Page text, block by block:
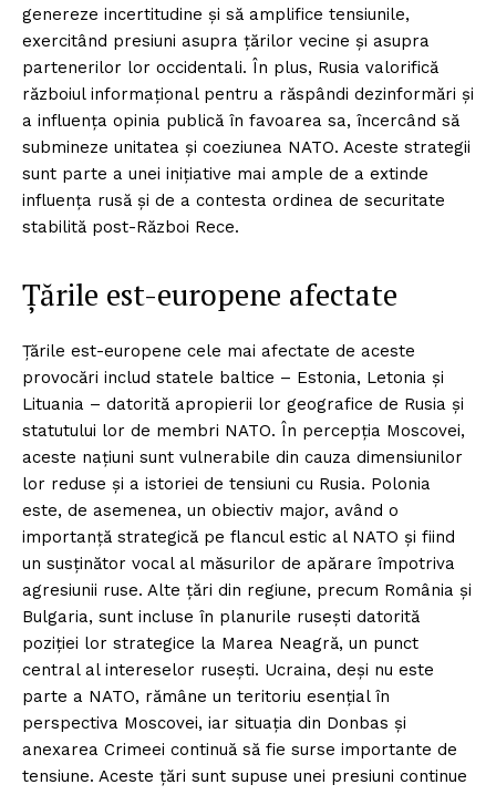
genereze incertitudine și să amplifice tensiunile,
exercitând presiuni asupra țărilor vecine și asupra
partenerilor lor occidentali. În plus, Rusia valorifică
războiul informațional pentru a răspândi dezinformări și
a influența opinia publică în favoarea sa, încercând să
submineze unitatea și coeziunea NATO. Aceste strategii
sunt parte a unei inițiative mai ample de a extinde
influența rusă și de a contesta ordinea de securitate
stabilită post-Război Rece.
Țările est-europene afectate
Țările est-europene cele mai afectate de aceste
provocări includ statele baltice – Estonia, Letonia și
Lituania – datorită apropierii lor geografice de Rusia și
statutului lor de membri NATO. În percepția Moscovei,
aceste națiuni sunt vulnerabile din cauza dimensiunilor
lor reduse și a istoriei de tensiuni cu Rusia. Polonia
este, de asemenea, un obiectiv major, având o
importanță strategică pe flancul estic al NATO și fiind
un susținător vocal al măsurilor de apărare împotriva
agresiunii ruse. Alte țări din regiune, precum România și
Bulgaria, sunt incluse în planurile rusești datorită
poziției lor strategice la Marea Neagră, un punct
central al intereselor rusești. Ucraina, deși nu este
parte a NATO, rămâne un teritoriu esențial în
perspectiva Moscovei, iar situația din Donbas și
anexarea Crimeei continuă să fie surse importante de
tensiune. Aceste țări sunt supuse unei presiuni continue